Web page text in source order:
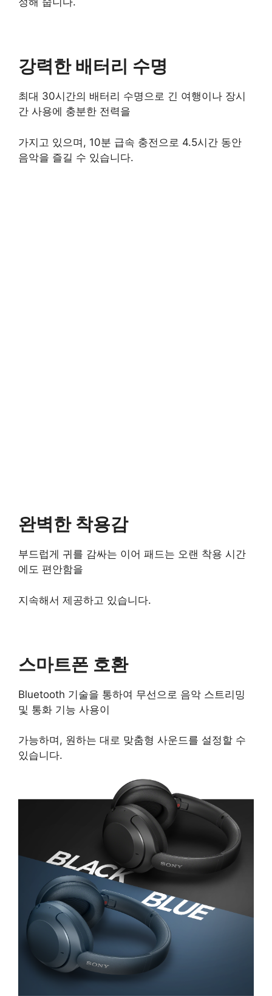
강력한 배터리 수명
최대 30시간의 배터리 수명으로 긴 여행이나 장시
간 사용에 충분한 전력을
가지고 있으며, 10분 급속 충전으로 4.5시간 동안
음악을 즐길 수 있습니다.
완벽한 착용감
부드럽게 귀를 감싸는 이어 패드는 오랜 착용 시간
에도 편안함을
지속해서 제공하고 있습니다.
스마트폰 호환
Bluetooth 기술을 통하여 무선으로 음악 스트리밍
및 통화 기능 사용이
가능하며, 원하는 대로 맞춤형 사운드를 설정할 수
있습니다.